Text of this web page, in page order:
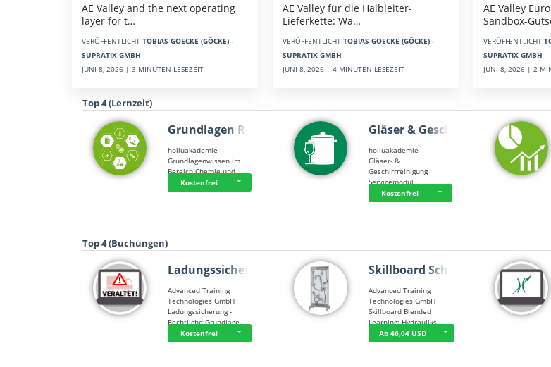
AE Valley and the next operating
layer for t…
VERÖFFENTLICHT TOBIAS GOECKE (GÖCKE) -
SUPRATIX GMBH
JUNI 8, 2026 | 3 MINUTEN LESEZEIT
AE Valley für die Halbleiter-
Lieferkette: Wa…
VERÖFFENTLICHT TOBIAS GOECKE (GÖCKE) -
SUPRATIX GMBH
JUNI 8, 2026 | 4 MINUTEN LESEZEIT
AE Valley
Sandbox-
VERÖFFENTLICHT
SUPRATIX GMBH
JUNI 8, 2026 | 2
Top 4 (Lernzeit)
Grundlagen Rein…
holluakademie
Grundlagenwissen im
Bereich Chemie und …
Kostenfrei
Gläser & Geschi…
holluakademie
Gläser- &
Geschirrreinigung
Servicemodul
Kostenfrei
Top 4 (Buchungen)
Ladungssicherung
Advanced Training
Technologies GmbH
Ladungssicherung -
Rechtliche Grundlage…
Kostenfrei
Skillboard Schl…
Advanced Training
Technologies GmbH
Skillboard Blended
Learning: Hydrauliks…
Ab 46,04 USD